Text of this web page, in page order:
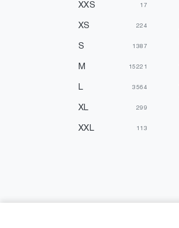
XXS 17
XS 224
S 1387
M 15221
L 3564
XL 299
XXL 113